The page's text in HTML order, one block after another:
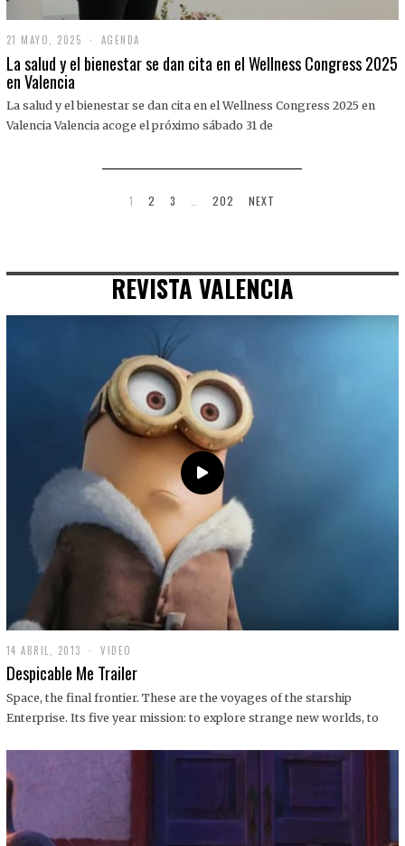
21 MAYO, 2025
1
M
O
,
AGENDA
La salud y el bienestar se dan cita en el Wellness Congress 2025
en Valencia
La salud y el bienestar se dan cita en el Wellness Congress 2025 en
Valencia Valencia acoge el próximo sábado 31 de
1 2 3 202 NEXT
REVISTA VALENCIA
14 ABRIL, 2013
9
D
C
I
1
VIDEO
Despicable Me Trailer
Space, the final frontier. These are the voyages of the starship
Enterprise. Its five year mission: to explore strange new worlds, to